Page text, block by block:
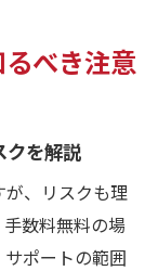
べき注意
クを解説
、リスクも理
数料無料の場
ポートの範囲